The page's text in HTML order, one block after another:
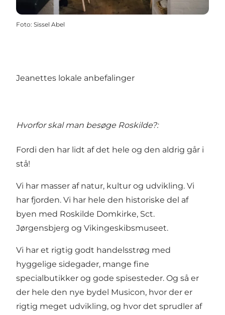
Foto: Sissel Abel
Jeanettes lokale anbefalinger
Hvorfor skal man besøge Roskilde?:
Fordi den har lidt af det hele og den aldrig går i
stå!
Vi har masser af natur, kultur og udvikling. Vi
har fjorden. Vi har hele den historiske del af
byen med Roskilde Domkirke, Sct.
Jørgensbjerg og Vikingeskibsmuseet.
Vi har et rigtig godt handelsstrøg med
hyggelige sidegader, mange fine
specialbutikker og gode spisesteder. Og så er
der hele den nye bydel Musicon, hvor der er
rigtig meget udvikling, og hvor det sprudler af